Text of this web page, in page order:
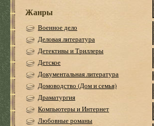
Жанры
Военное дело
Деловая литература
Детективы и Триллеры
Детское
Документальная литература
Домоводство (Дом и семья)
Драматургия
Компьютеры и Интернет
Любовные романы